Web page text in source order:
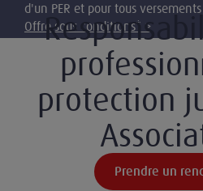
d'un PER et pour tous
Offre sous conditions* >
protection
Prendre un